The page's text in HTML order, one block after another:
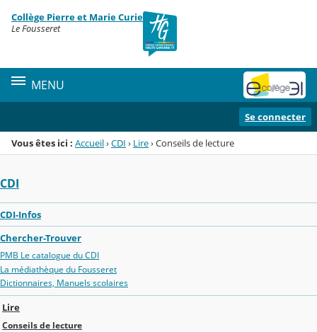
Menu de la rubrique
Contenu
Collège Pierre et Marie Curie
Le Fousseret
MENU
Se connecter
Vous êtes ici : Accueil›CDI › Lire›Conseils de lecture
CDI
CDI-Infos
Chercher-Trouver
PMB Le catalogue du CDI
La médiathèque du Fousseret
Dictionnaires, Manuels scolaires
Lire
Conseils de lecture